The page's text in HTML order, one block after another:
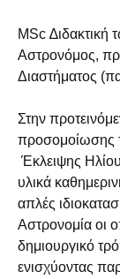
MSc
Αστρονόμος,
Διαστήματος
Στην
προσομοίωσης
Έκλειψης
υλικά
απλές
Αστρονομία οι
δημιουργικό
ενισχύοντας